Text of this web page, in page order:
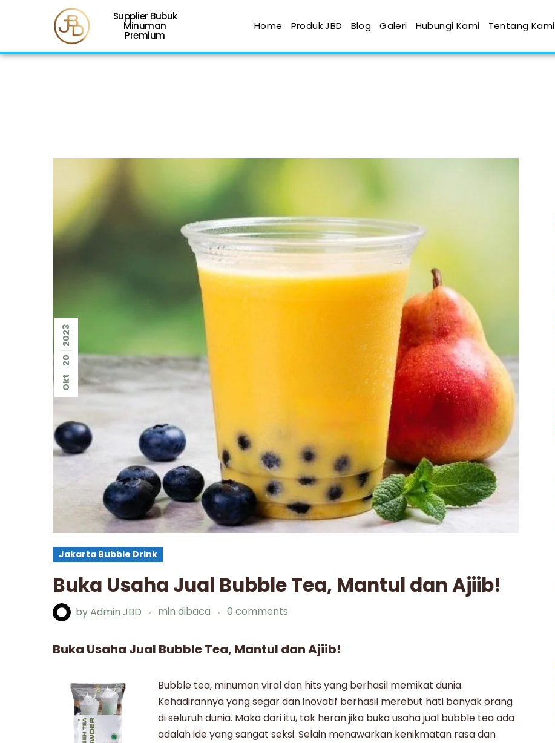
Supplier Bubuk
Minuman
Premium
Home Produk JBD Blog Galeri Hubungi Kami Tentang Kami
Okt
20
2023
Jakarta Bubble Drink
Buka Usaha Jual Bubble Tea, Mantul dan Ajiib!
byAdmin JBD min dibaca 0 comments
Buka Usaha Jual Bubble Tea, Mantul dan Ajiib!
Bubble tea, minuman viral dan hits yang berhasil memikat dunia.
Kehadirannya yang segar dan inovatif berhasil merebut hati banyak orang
di seluruh dunia. Maka dari itu, tak heran jika buka usahajual bubble teaada
adalah ide yang sangat seksi. Selain menawarkan kenikmatan rasa dan